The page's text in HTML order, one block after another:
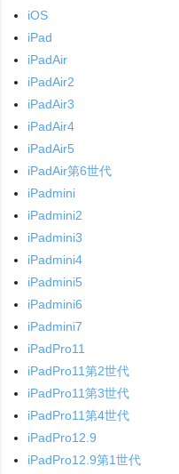
iOS
iPad
iPadAir
iPadAir2
iPadAir3
iPadAir4
iPadAir5
iPadAir第6世代
iPadmini
iPadmini2
iPadmini3
iPadmini4
iPadmini5
iPadmini6
iPadmini7
iPadPro11
iPadPro11第2世代
iPadPro11第3世代
iPadPro11第4世代
iPadPro12.9
iPadPro12.9第1世代